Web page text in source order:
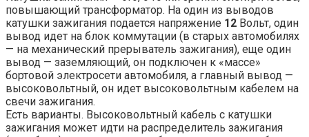
повышающий трансформатор. На один из выводов
катушки зажигания подается напряжение 12 Вольт, один
вывод идет на блок коммутации (в старых автомобилях
— на механический прерыватель зажигания), еще один
вывод — заземляющий, он подключен к «массе»
бортовой электросети автомобиля, а главный вывод —
высоковольтный, он идет высоковольтным кабелем на
свечи зажигания.
Есть варианты. Высоковольтный кабель с катушки
зажигания может идти на распределитель зажигания